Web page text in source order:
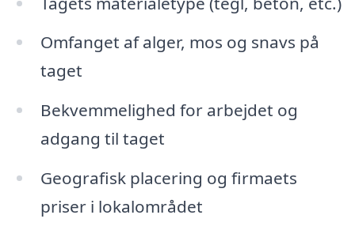
Omfanget af alger, mos og snavs på
taget
Bekvemmelighed for arbejdet og
adgang til taget
Geografisk placering og firmaets
priser i lokalområdet